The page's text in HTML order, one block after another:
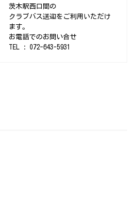
茨木駅西口間の
クラブバス送迎をご利用いただけ
ます。
お電話でのお問い合せ
TEL : 072-643-5931